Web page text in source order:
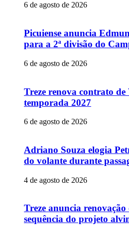
6 de agosto de 2026
Picuiense anuncia
para a 2ª divisão do
6 de agosto de 2026
Treze renova contrato
temporada 2027
6 de agosto de 2026
Adriano Souza elogia
do volante durante
4 de agosto de 2026
Treze anuncia
sequência do projeto